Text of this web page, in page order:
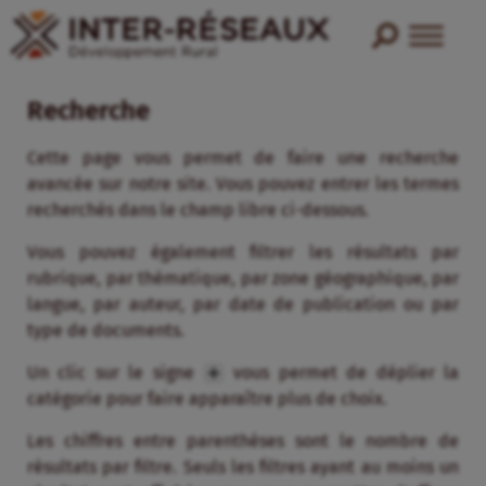
Recherche
Cette page vous permet de faire une recherche
avancée sur notre site. Vous pouvez entrer les termes
recherchés dans le champ libre ci-dessous.
Vous pouvez également filtrer les résultats par
rubrique, par thématique, par zone géographique, par
langue, par auteur, par date de publication ou par
type de documents.
Un clic sur le signe
vous permet de déplier la
catégorie pour faire apparaître plus de choix.
Les chiffres entre parenthèses sont le nombre de
résultats par filtre. Seuls les filtres ayant au moins un